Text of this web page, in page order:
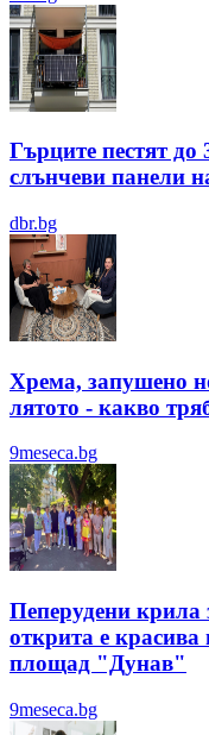
Гърците пестят до
слънчеви панели
dbr.bg
Хрема, запушено
лятотo - какво
9meseca.bg
Пеперудени
открита е
площад "Дунав"
9meseca.bg